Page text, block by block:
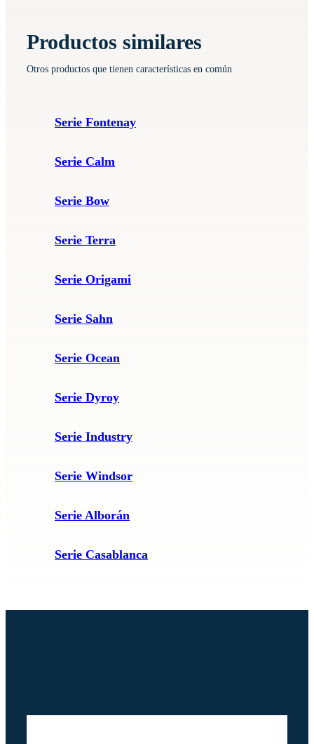
Productos similares
Otros productos que tienen características en común
Serie Fontenay
Serie Calm
Serie Bow
Serie Terra
Serie Origami
Serie Sahn
Serie Ocean
Serie Dyroy
Serie Industry
Serie Windsor
Serie Alborán
Serie Casablanca